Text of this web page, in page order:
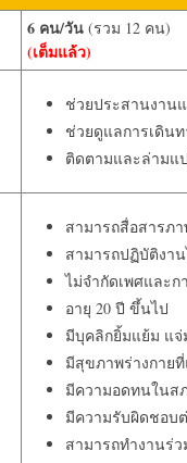
6 คน/วัน (รวม 12 คน)
(เต็มแล้ว)
ช่วยประสานงาน
ช่วยดูแลการเดิน
ติดตามและล่ามแ
สามารถสื่อสารภ
สามารถปฏิบัติงา
ไม่จำกัดเพศและก
อายุ 20 ปี ขึ้นไป
มีบุคลิกยิ้มแย้ม แ
มีสุขภาพร่างกาย
มีความอดทนในส
มีความรับผิดชอบ
สามารถทำงานร่